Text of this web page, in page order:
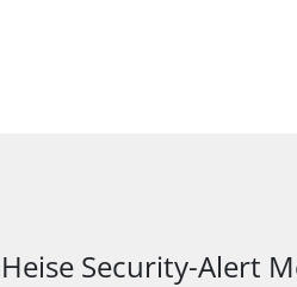
Heise Security-Alert